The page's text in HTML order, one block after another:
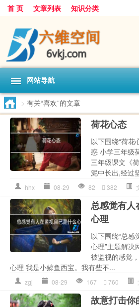
首 页 文章列表 知识分类
网站导航
> 有关“喜欢”的文章
荷花心态
以下围绕“荷花
惑 小学三年级
三年级课文《
泥中长出,经过
hhx 08-29 82 382
总感觉有人
心理
以下围绕“总感
心理”主题解决
被监视的感觉
心理 我是小鲸鱼西宝。我有些不...
zgj 08-29 167 760
故意打击你